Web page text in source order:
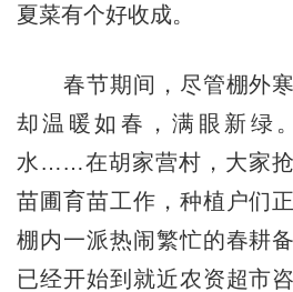
夏菜有个好收成。
春节期间，尽管棚外寒
却温暖如春，满眼新绿
水……在胡家营村，大家
苗圃育苗工作，种植户们
棚内一派热闹繁忙的春耕
已经开始到就近农资超市